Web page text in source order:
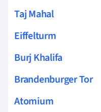
Taj Mahal
Eiffelturm
Burj Khalifa
Brandenburger Tor
Atomium